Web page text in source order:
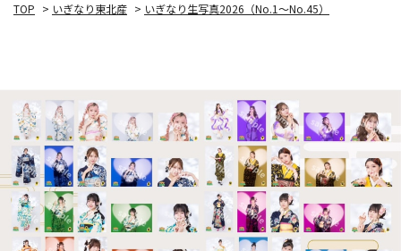
TOP > いぎなり東北産 > いぎなり生写真2026（No.1～No.45）